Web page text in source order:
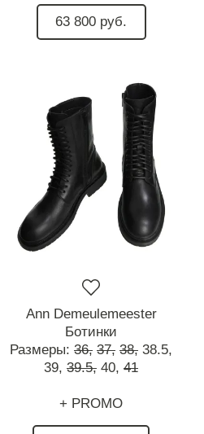
63 800 руб.
Ann Demeulemeester
Ботинки
Размеры: 36, 37, 38, 38.5,
39, 39.5, 40, 41
+ PROMO